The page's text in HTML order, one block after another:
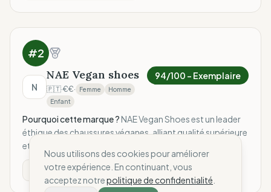
Nous utilisons des cookies pour améliorer
votre expérience. En continuant, vous
acceptez notrepolitique de confidentialité
#2
N
NAE Vegan shoes
🇵🇹·€€· Femme
Homme
Enfant
94/100 – Exemplaire
Pourquoi cette marque ?NAE Vegan Shoes est un leader
éthique des chaussures véganes, alliant qualité supérieure
et citoyenneté économique lo…
Voir l'analyse complète